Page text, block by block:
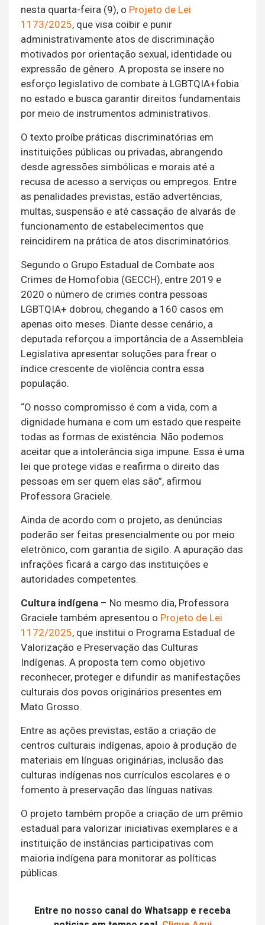
nesta quarta-feira (9), o Projeto de Lei
1173/2025, que visa coibir e punir
administrativamente atos de discriminação
motivados por orientação sexual, identidade ou
expressão de gênero. A proposta se insere no
esforço legislativo de combate à LGBTQIA+fobia
no estado e busca garantir direitos fundamentais
por meio de instrumentos administrativos.
O texto proíbe práticas discriminatórias em
instituições públicas ou privadas, abrangendo
desde agressões simbólicas e morais até a
recusa de acesso a serviços ou empregos. Entre
as penalidades previstas, estão advertências,
multas, suspensão e até cassação de alvarás de
funcionamento de estabelecimentos que
reincidirem na prática de atos discriminatórios.
Segundo o Grupo Estadual de Combate aos
Crimes de Homofobia (GECCH), entre 2019 e
2020 o número de crimes contra pessoas
LGBTQIA+ dobrou, chegando a 160 casos em
apenas oito meses. Diante desse cenário, a
deputada reforçou a importância de a Assembleia
Legislativa apresentar soluções para frear o
índice crescente de violência contra essa
população.
“O nosso compromisso é com a vida, com a
dignidade humana e com um estado que respeite
todas as formas de existência. Não podemos
aceitar que a intolerância siga impune. Essa é uma
lei que protege vidas e reafirma o direito das
pessoas em ser quem elas são”, afirmou
Professora Graciele.
Ainda de acordo com o projeto, as denúncias
poderão ser feitas presencialmente ou por meio
eletrônico, com garantia de sigilo. A apuração das
infrações ficará a cargo das instituições e
autoridades competentes.
Cultura indígena – No mesmo dia, Professora
Graciele também apresentou o Projeto de Lei
1172/2025, que institui o Programa Estadual de
Valorização e Preservação das Culturas
Indígenas. A proposta tem como objetivo
reconhecer, proteger e difundir as manifestações
culturais dos povos originários presentes em
Mato Grosso.
Entre as ações previstas, estão a criação de
centros culturais indígenas, apoio à produção de
materiais em línguas originárias, inclusão das
culturas indígenas nos currículos escolares e o
fomento à preservação das línguas nativas.
O projeto também propõe a criação de um prêmio
estadual para valorizar iniciativas exemplares e a
instituição de instâncias participativas com
maioria indígena para monitorar as políticas
públicas.
Entre no nosso canal do Whatsapp e receba